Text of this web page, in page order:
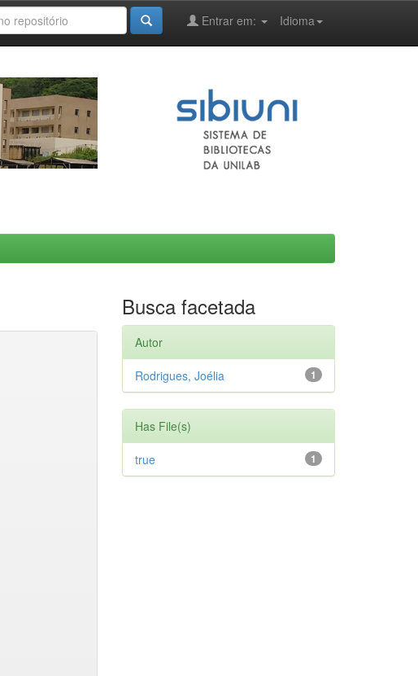
Idioma
Entrar em:
Busca facetada
Autor
1
Rodrigues, Joélia
Has File(s)
1
true